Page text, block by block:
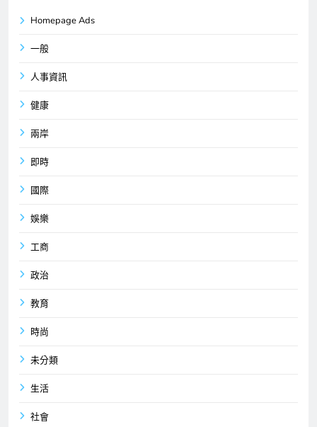
Homepage Ads
一般
人事資訊
健康
兩岸
即時
國際
娛樂
工商
政治
教育
時尚
未分類
生活
社會